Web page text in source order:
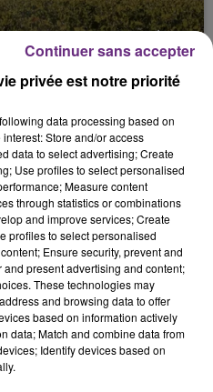
ÇA, MOI L'ANNÉE
EN...
a débuté ce jeudi 6
Montgueux (Aube). Du
RAPPELLE À
DE...
des vendange 2026
que prévu,
profite pour rappeler
privée est notre priorité
data processing based on
Store and/or access
data to select advertising; Create
Use profiles to select personalised
Measure content
through statistics or combinations
and improve services; Create
profiles to select personalised
Ensure security, prevent and
present advertising and content;
These technologies may
and browsing data to offer
based on information actively
data; Match and combine data from
Identify devices based on
Continuer sans accepter